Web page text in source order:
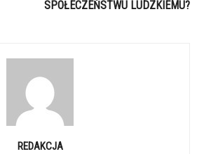
SPOŁECZEŃSTWU LUDZKIEMU?
REDAKCJA